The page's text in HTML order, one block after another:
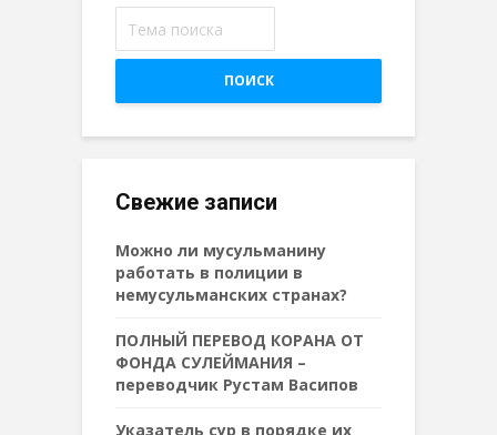
ПОИСК
Свежие записи
Можно ли мусульманину
работать в полиции в
немусульманских странах?
ПОЛНЫЙ ПЕРЕВОД КОРАНА ОТ
ФОНДА СУЛЕЙМАНИЯ –
переводчик Рустам Васипов
Указатель сур в порядке их